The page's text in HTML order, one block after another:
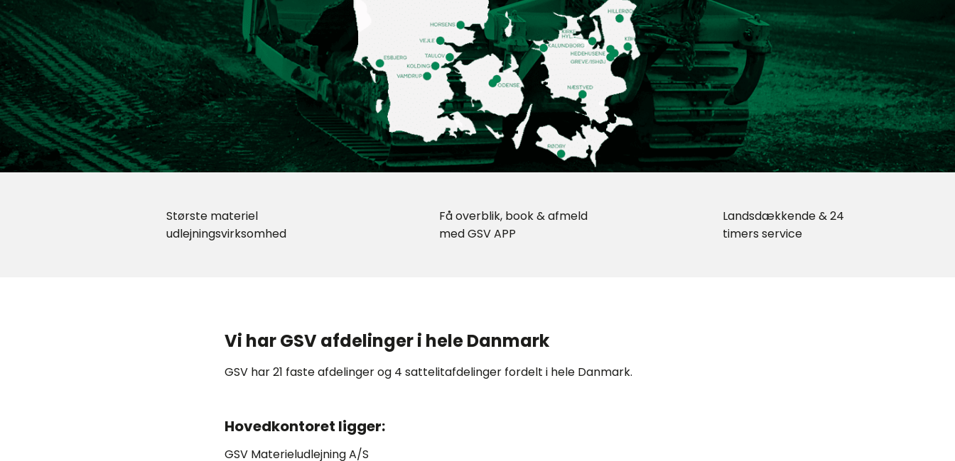
Største materiel
udlejningsvirksomhed
Få overblik, book & afmeld
med GSV APP
Landsdækkende & 24
timers service
Vi har GSV afdelinger i hele Danmark
GSV har 21 faste afdelinger og 4 sattelitafdelinger fordelt i hele Danmark.
Hovedkontoret ligger:
GSV Materieludlejning A/S